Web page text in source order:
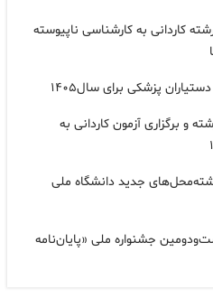
کاردانی به کارشناسی ناپیوسته
پزشکی برای سال۱۴۰۵
و برگزاری آزمون کاردانی به
جدید دانشگاه ملی
جشنواره ملی «پایان‌نامه